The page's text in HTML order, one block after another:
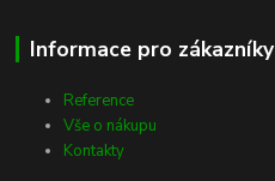
Informace pro zákazníky
Reference
Vše o nákupu
Kontakty